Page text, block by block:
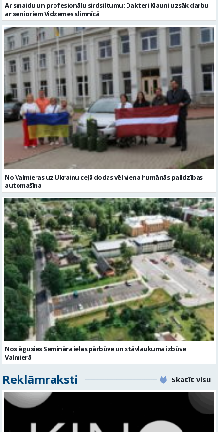
Ar smaidu un profesionālu sirdsiltumu: Dakteri Klauni uzsāk darbu
ar senioriem Vidzemes slimnīcā
No Valmieras uz Ukrainu ceļā dodas vēl viena humānās palīdzības
automašīna
Noslēgusies Semināra ielas pārbūve un stāvlaukuma izbūve
Valmierā
Reklāmraksti Skatīt visu